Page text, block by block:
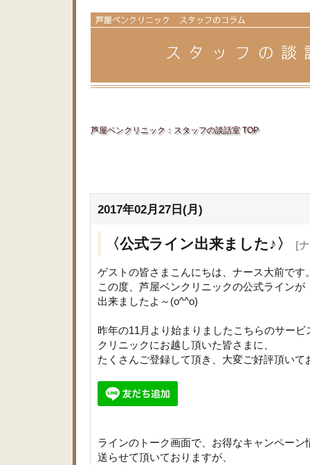
芦屋ベンクリニック：スタッフの談話室 TOP
2017年02月27日(月)
〈公式ライン出来ました♪〉 [
ゲストの皆さまこんにちは、ナース大前です
この度、芦屋ベンクリニックの公式ラインが
出来ましたよ～(o^^o)
昨年の11月より始まりましたこちらのサービ
クリニックにお越し頂いた皆さまに、
たくさんご登録して頂き、大変ご好評頂い
ラインのトーク画面で、お得なキャンペーン
送らせて頂いておりますが、